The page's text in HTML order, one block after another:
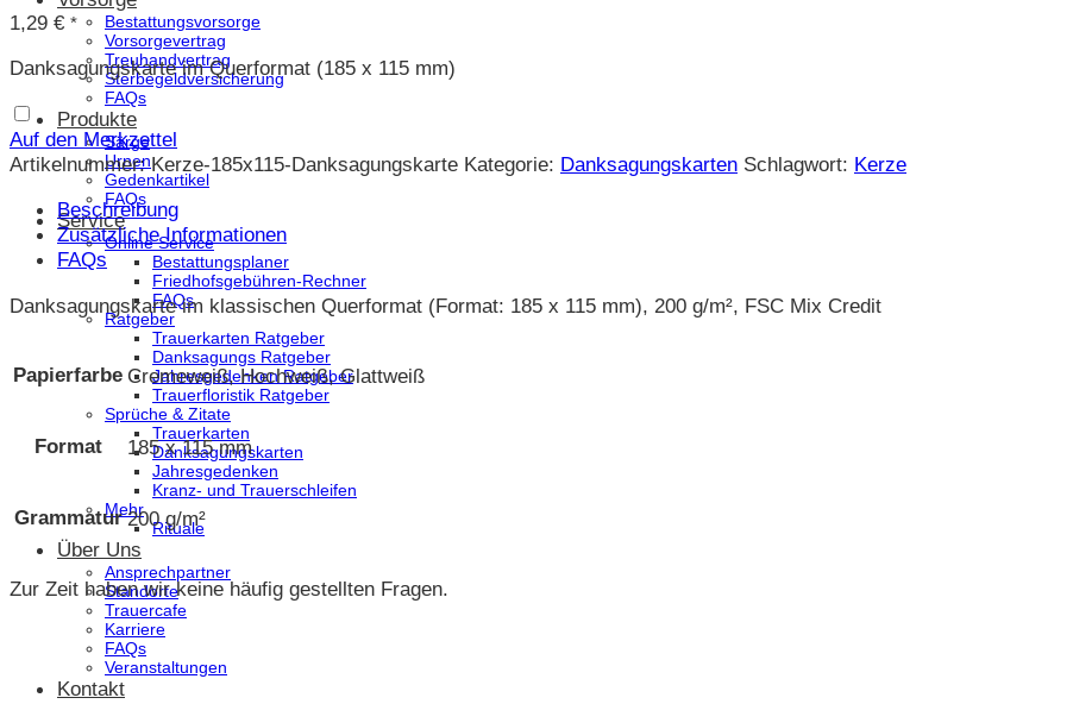
Bestattungsvorsorge
Vorsorgevertrag
Treuhandvertrag
Sterbegeldversicherung
FAQs
Produkte
Särge
Urnen
Gedenkartikel
FAQs
Service
Online Service
Bestattungsplaner
Friedhofsgebühren-Rechner
FAQs
Ratgeber
Trauerkarten Ratgeber
Danksagungs Ratgeber
Jahresgedenken Ratgeber
Trauerfloristik Ratgeber
Sprüche & Zitate
Trauerkarten
Danksagungskarten
Jahresgedenken
Kranz- und Trauerschleifen
Mehr
Rituale
Über Uns
Ansprechpartner
Standorte
Trauercafe
Karriere
FAQs
Veranstaltungen
Kontakt
1,29 € *
Danksagungskarte im Querformat (185 x 115 mm)
Auf den Merkzettel
Artikelnummer:Kerze-185x115-Danksagungskarte Kategorie: Danksagungskarten Schlagwort: Kerze
Beschreibung
Zusätzliche Informationen
FAQs
Danksagungskarte im klassischen Querformat (Format: 185 x 115 mm), 200 g/m², FSC Mix Credit
Papierfarbe Cremeweiß, Hochweiß, Glattweiß
Format 185 x 115 mm
Grammatur 200 g/m²
Zur Zeit haben wir keine häufig gestellten Fragen.